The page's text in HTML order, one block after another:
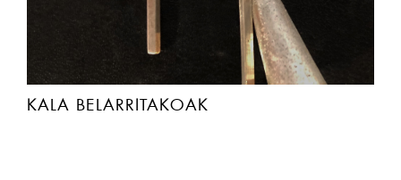
KALA BELARRITAKOAK